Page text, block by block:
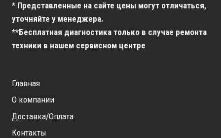
* Представленные на сайте цены могут отличаться,
уточняйте у менеджера.
**Бесплатная диагностика только в случае ремонта
техники в нашем сервисном центре
Главная
О компании
Доставка/Оплата
Контакты